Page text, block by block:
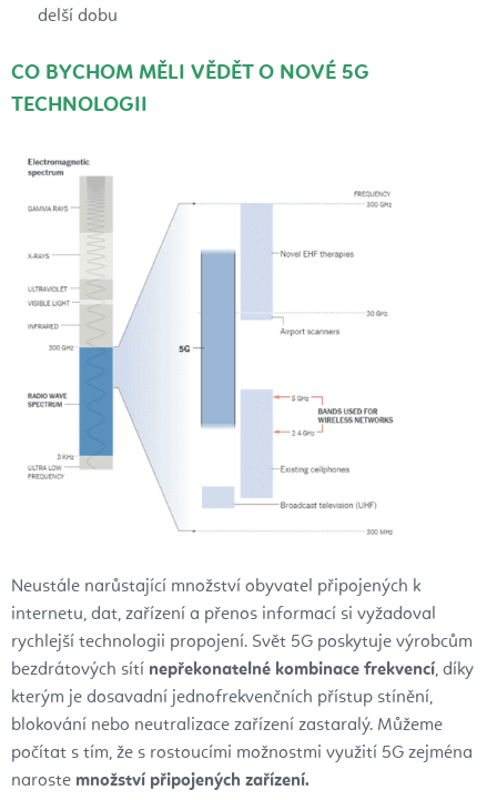
delší dobu
CO BYCHOM MĚLI VĚDĚT O NOVÉ 5G
TECHNOLOGII
Neustále narůstající množství obyvatel připojených k
internetu, dat, zařízení a přenos informací si vyžadoval
rychlejší technologii propojení. Svět 5G poskytuje výrobcům
bezdrátových sítí nepřekonatelné kombinace frekvencí, díky
kterým je dosavadní jednofrekvenčních přístup stínění,
blokování nebo neutralizace zařízení zastaralý. Můžeme
počítat s tím, že s rostoucími možnostmi využití 5G zejména
naroste množství připojených zařízení.